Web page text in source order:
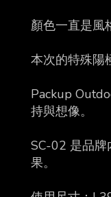
顏色一直是風
本次的特殊陽
Packup
持與想像。
SC-02 是品牌
果。